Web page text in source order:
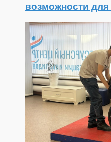
возможности